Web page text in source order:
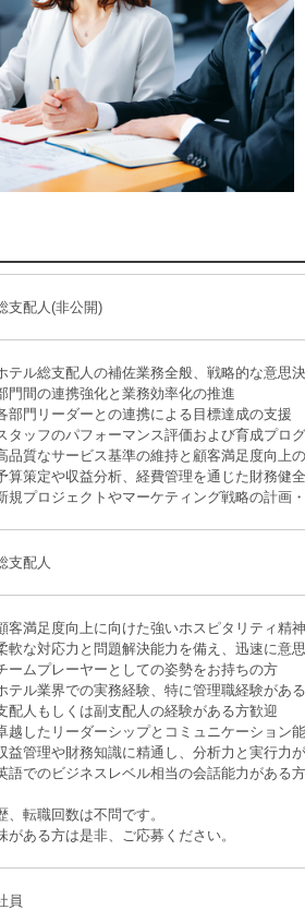
支配人(非公開)
テル総支配人の補佐業務全般、戦略的な意思
門間の連携強化と業務効率化の推進
部門リーダーとの連携による目標達成の支援
タッフのパフォーマンス評価および育成プロ
品質なサービス基準の維持と顧客満足度向上
算策定や収益分析、経費管理を通じた財務健
規プロジェクトやマーケティング戦略の計画
支配人
客満足度向上に向けた強いホスピタリティ精
軟な対応力と問題解決能力を備え、迅速に意
ームプレーヤーとしての姿勢をお持ちの方
テル業界での実務経験、特に管理職経験があ
配人もしくは副支配人の経験がある方歓迎
越したリーダーシップとコミュニケーション
益管理や財務知識に精通し、分析力と実行力
語でのビジネスレベル相当の会話能力がある
、転職回数は不問です。
がある方は是非、ご応募ください。
員